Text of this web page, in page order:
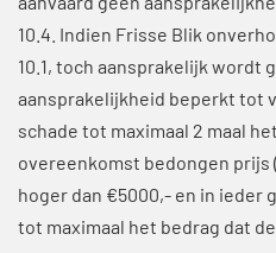
aanvaard geen
10.4. Indien Frisse Blik
10.1, toch aansprakelijk wordt
aansprakelijkheid beperkt tot
schade tot maximaal 2 maal
overeenkomst bedongen prijs
hoger dan €5000,- en in ieder
tot maximaal het bedrag dat